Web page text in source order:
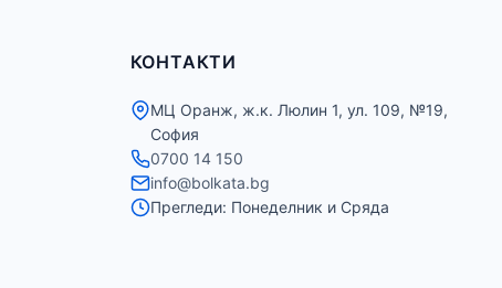
КОНТАКТИ
МЦ Оранж, ж.к. Люлин 1, ул. 109, №19,
София
0700 14 150
info@bolkata.bg
Прегледи: Понеделник и Сряда